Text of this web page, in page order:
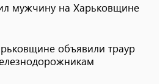
мужчину на Харьковщине
объявили траур